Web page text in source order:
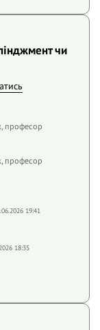
чи
професор
професор
19:41
18:35